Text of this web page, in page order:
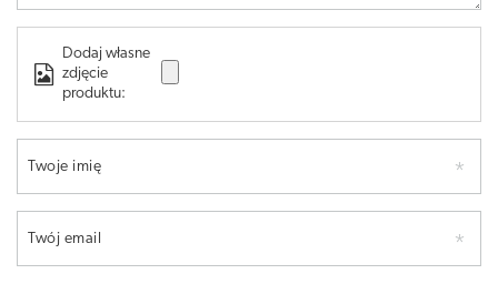
Dodaj własne
zdjęcie
produktu:
Twoje imię
Twój email